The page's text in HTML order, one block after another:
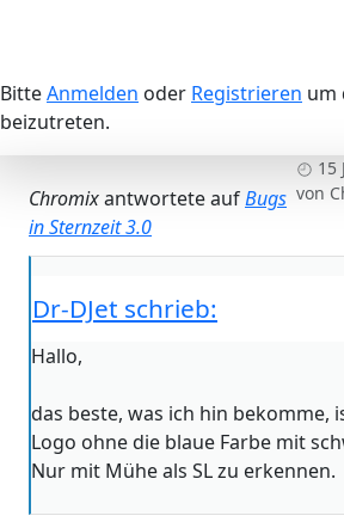
BitteAnmelden oder Registrieren um
beizutreten.
15
von
Chromixantwortete aufBugs
in Sternzeit 3.0
Dr-DJet schrieb:
Hallo,
das beste, was ich hin bekomme,
Logo ohne die blaue Farbe mit
Nur mit Mühe als SL zu erkennen.